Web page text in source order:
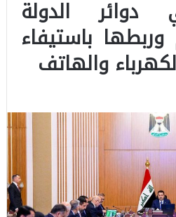
الدولة
وربطها باستيفاء
والهاتف